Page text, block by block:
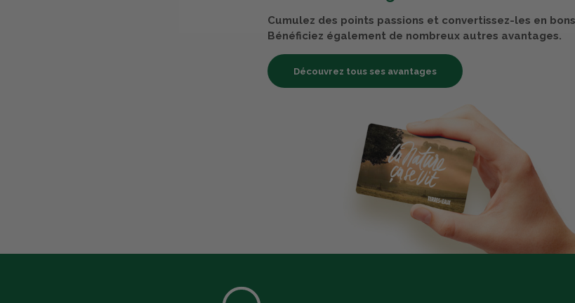
Cumulez des points passions et convertissez-les en
Bénéficiez également de nombreux autres avantages.
Découvrez tous ses avantages